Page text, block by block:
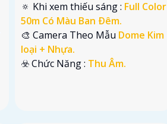
🔅 Khi xem thiếu sáng : Full Color
50m Có Màu Ban Ðêm.
🎨 Camera Theo Mẫu Dome Kim
loại + Nhựa.
️☣️ Chức Năng : Thu Âm.